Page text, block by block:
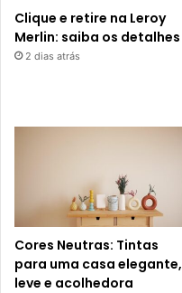
Clique e retire na Leroy
Merlin: saiba os detalhes
2 dias atrás
Cores Neutras: Tintas
para uma casa elegante,
leve e acolhedora